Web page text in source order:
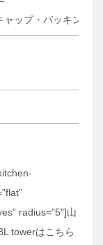
ャップ・パッキン・
radius=”5″]山
towerはこちら